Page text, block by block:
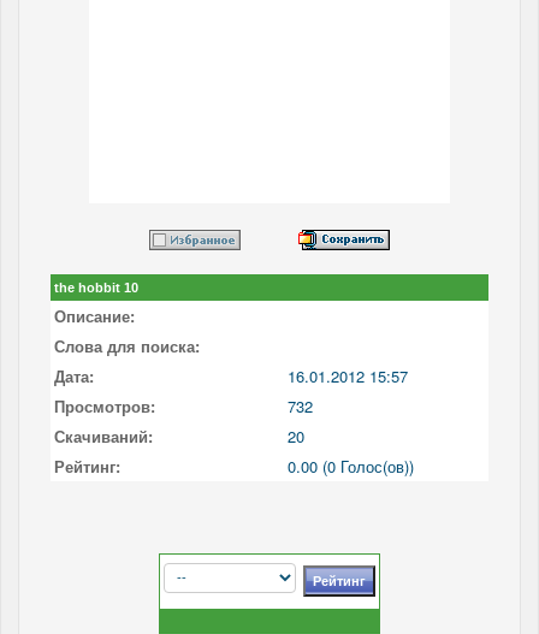
the hobbit 10
Описание:
Слова для поиска:
Дата:
16.01.2012 15:57
Просмотров:
732
Скачиваний:
20
Рейтинг:
0.00 (0 Голос(ов))